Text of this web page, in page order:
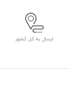
ارسال به کل کشور